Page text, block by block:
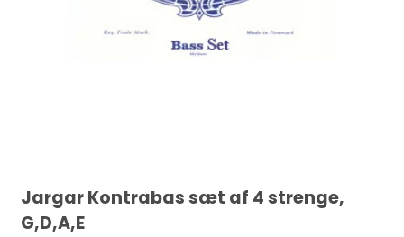
Jargar Kontrabas sæt af 4 strenge,
G,D,A,E